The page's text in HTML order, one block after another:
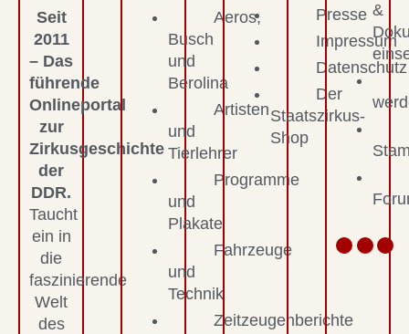
Seit
2011
– Das
führende
Onlineportal
zur
Zirkusgeschichte
der
DDR.
Taucht
ein in
die
faszinierende
Welt
des
Aeros,
Busch
und
Berolina
Artisten
und
Tierlehrer
Programme
und
Plakate
Fahrzeuge
und
Technik
Zeitzeugenberichte
Presse
Impressum
Datenschutz
Der
Staatszirkus-
Shop
&